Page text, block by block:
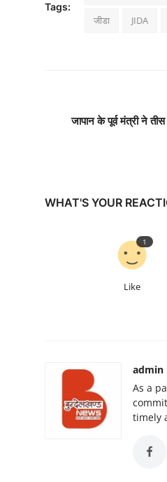
Tags:
जीडा JIDA
जापान के पूर्व मंत्री ने
WHAT'S YOUR
Like
1
admin
As a
timely